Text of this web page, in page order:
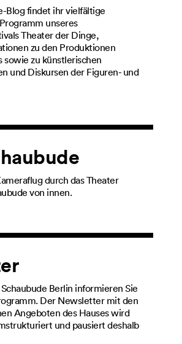
Blog findet ihr vielfältige
unseres
Theater der Dinge,
zu den Produktionen
sowie zu künstlerischen
und Diskursen der Figuren- und
durch das Theater
von innen.
Berlin informieren Sie
Der Newsletter mit den
Angeboten des Hauses wird
und pausiert deshalb